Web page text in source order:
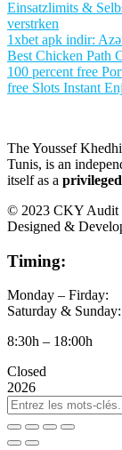
Einsatzlimits &
verstrken
1xbet apk indir:
Best Chicken Path
100 percent free
free Slots Instant
The Youssef
Tunis, is an
itself as a
© 2023 CKY Audit
Designed &
Timing:
Monday – Firday:
Saturday & Sunday:
8:30h – 18:00h
Closed
2026